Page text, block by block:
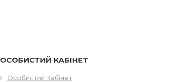
ОСОБИСТИЙ КАБІНЕТ
Особистий Кабінет